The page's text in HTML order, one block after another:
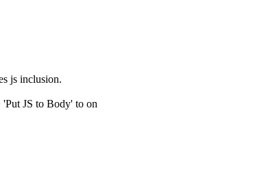
js inclusion.
JS to Body' to on